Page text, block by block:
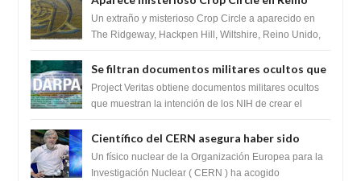
Unido 23 de junio 2016
Un extraño y misterioso Crop Circle a aparecido en
The Ridgeway, Hackpen Hill, Wiltshire, Reino Unido,
Se filtran documentos militares ocultos que
muestran la intención de los NIH de crear el
SARS-CoV-2, utilizando la investigación de
Project Veritas obtiene documentos militares ocultos
que muestran la intención de los NIH de crear el
Científico del CERN asegura haber sido
ayudado por seres de luz durante una
prueba del Colisionador de Hadrones
Un físico nuclear de la Organización Europea para la
Investigación Nuclear ( CERN ) ha acogido